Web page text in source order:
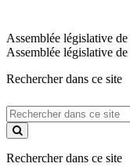
Assemblée législative
Assemblée législative
Rechercher dans ce site
Rechercher
dans
ce
Rechercher dans ce site